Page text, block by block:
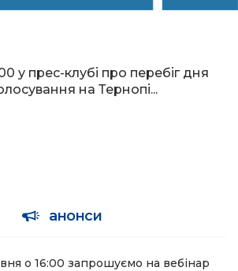
у прес-клубі про перебіг дня
на Тернопі...
анонси
о 16:00 запрошуємо на вебінар